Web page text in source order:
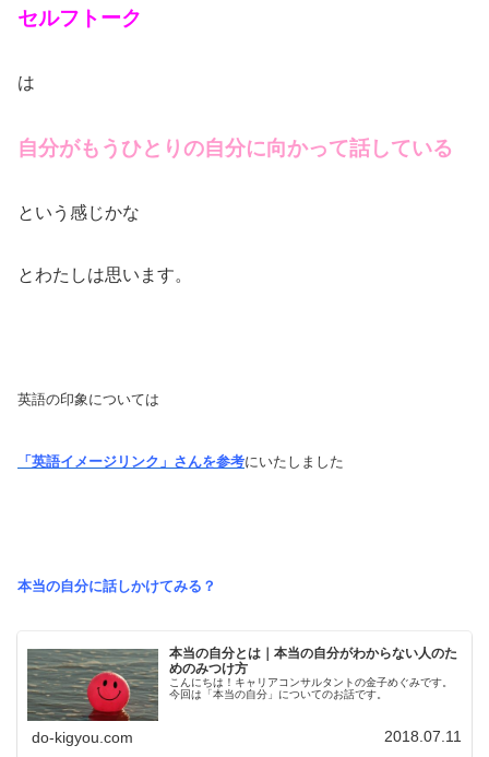
セルフトーク
は
自分がもうひとりの自分に向かって話している
という感じかな
とわたしは思います。
英語の印象については
「英語イメージリンク」さんを参考にいたしました
本当の自分に話しかけてみる？
本当の自分とは｜本当の自分がわからない人のた
めのみつけ方
こんにちは！キャリアコンサルタントの金子めぐみです。
今回は「本当の自分」についてのお話です。
do-kigyou.com 2018.07.11